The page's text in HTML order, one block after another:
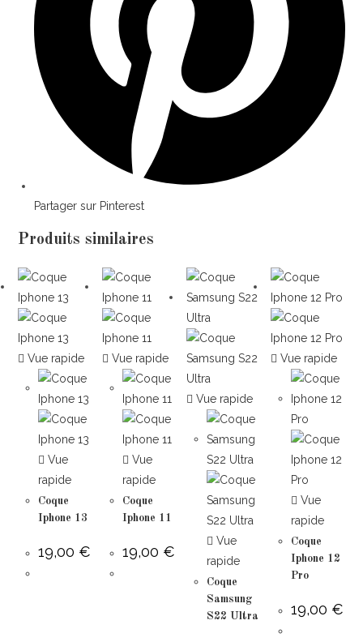
Partager sur Pinterest
Produits similaires
Vue rapide
Vue
rapide
Coque
Iphone 13
19,00 €
Vue rapide
Vue
rapide
Coque
Iphone 11
19,00 €
Vue rapide
Vue
rapide
Coque
Samsung
S22 Ultra
Vue rapide
Vue
rapide
Coque
Iphone 12
Pro
19,00 €